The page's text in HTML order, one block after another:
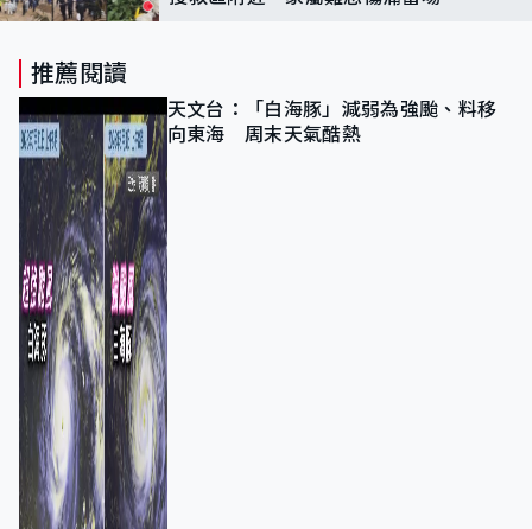
推薦閱讀
天文台：「白海豚」減弱為強颱、料移
向東海 周末天氣酷熱